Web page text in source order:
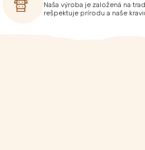
Naša výroba je založená na
rešpektuje prírodu a naše